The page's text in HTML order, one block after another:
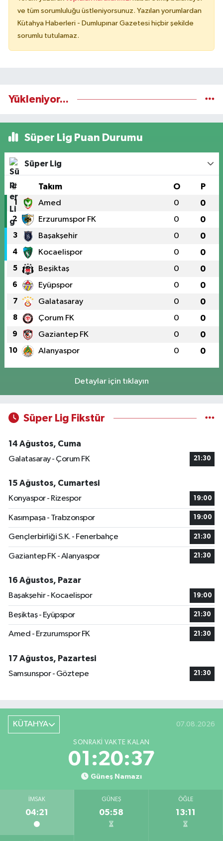
ve tüm sorumluluğu üstleniyorsunuz. Yazılan yorumlardan
Kütahya Haberleri - Dumlupınar Gazetesi hiçbir şekilde
sorumlu tutulamaz.
Yükleniyor...
Süper Lig Puan Durumu
Süper Lig
# Takım O P
1 Amed 0 0
2 Erzurumspor FK 0 0
3 Başakşehir 0 0
4 Kocaelispor 0 0
5 Beşiktaş 0 0
6 Eyüpspor 0 0
7 Galatasaray 0 0
8 Çorum FK 0 0
9 Gaziantep FK 0 0
10 Alanyaspor 0 0
Detaylar için tıklayın
Süper Lig Fikstür
14 Ağustos, Cuma
Galatasaray - Çorum FK
21:30
15 Ağustos, Cumartesi
Konyaspor - Rizespor
19:00
Kasımpaşa - Trabzonspor 19:00
Gençlerbirliği S.K. - Fenerbahçe 21:30
Gaziantep FK - Alanyaspor 21:30
16 Ağustos, Pazar
Başakşehir - Kocaelispor
19:00
Beşiktaş - Eyüpspor 21:30
Amed - Erzurumspor FK 21:30
17 Ağustos, Pazartesi
Samsunspor - Göztepe
21:30
KÜTAHYA 07.08.2026
SONRAKI VAKTE KALAN
01:20:37
Güneş Namazı
İMSAK
04:21
GÜNEŞ
05:58
ÖĞLE
13:11